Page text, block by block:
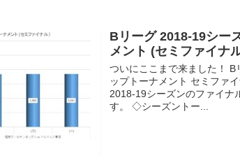
Bリーグ 2018-19シー
メント (セミファイナ
ついにここまで来ました！
ップトーナメント セミファ
2018-19シーズンのファイナ
す。 ◇シーズントー...